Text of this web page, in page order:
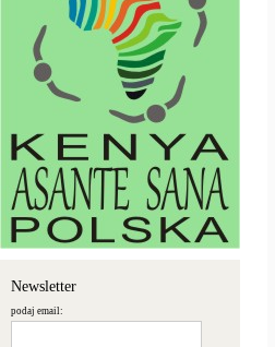
Newsletter
podaj email: